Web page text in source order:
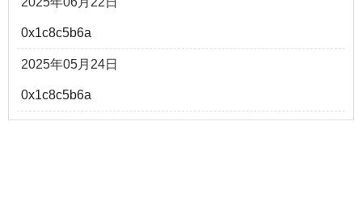
0x1c8c5b6a
2025年05月24日
0x1c8c5b6a